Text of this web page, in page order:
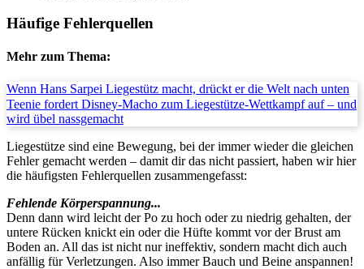
Häufige Fehlerquellen
Mehr zum Thema:
Wenn Hans Sarpei Liegestütz macht, drückt er die Welt nach unten
Teenie fordert Disney-Macho zum Liegestütze-Wettkampf auf – und
wird übel nassgemacht
Liegestütze sind eine Bewegung, bei der immer wieder die gleichen
Fehler gemacht werden – damit dir das nicht passiert, haben wir hier
die häufigsten Fehlerquellen zusammengefasst:
Fehlende Körperspannung...
Denn dann wird leicht der Po zu hoch oder zu niedrig gehalten, der
untere Rücken knickt ein oder die Hüfte kommt vor der Brust am
Boden an. All das ist nicht nur ineffektiv, sondern macht dich auch
anfällig für Verletzungen. Also immer Bauch und Beine anspannen!